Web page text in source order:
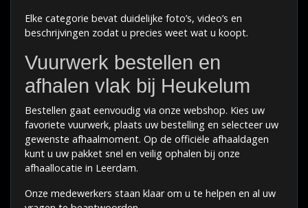
Elke categorie bevat duidelijke foto’s, video’s en
beschrijvingen zodat u precies weet wat u koopt.
Vuurwerk bestellen en
afhalen vlak bij Heukelum
Bestellen gaat eenvoudig via onze webshop. Kies uw
favoriete vuurwerk, plaats uw bestelling en selecteer uw
gewenste afhaalmoment. Op de officiële afhaaldagen
kunt u uw pakket snel en veilig ophalen bij onze
afhaallocatie in Leerdam.
Onze medewerkers staan klaar om u te helpen en al uw